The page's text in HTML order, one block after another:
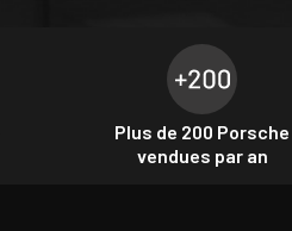
Plus de 200 Porsche
vendues par an